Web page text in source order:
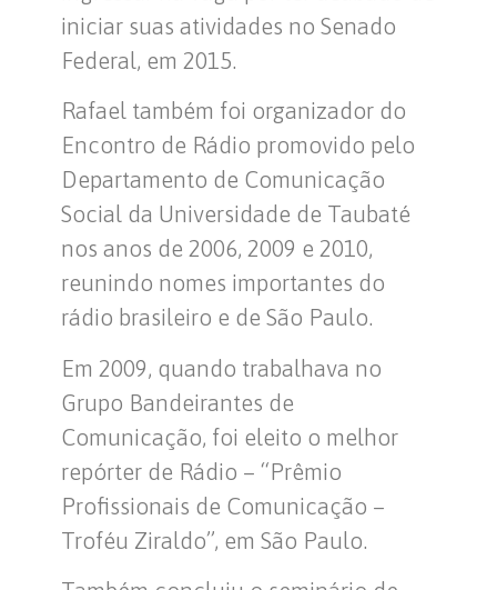
iniciar suas atividades no Senado
Federal, em 2015.
Rafael também foi organizador do
Encontro de Rádio promovido pelo
Departamento de Comunicação
Social da Universidade de Taubaté
nos anos de 2006, 2009 e 2010,
reunindo nomes importantes do
rádio brasileiro e de São Paulo.
Em 2009, quando trabalhava no
Grupo Bandeirantes de
Comunicação, foi eleito o melhor
repórter de Rádio – “Prêmio
Profissionais de Comunicação –
Troféu Ziraldo”, em São Paulo.